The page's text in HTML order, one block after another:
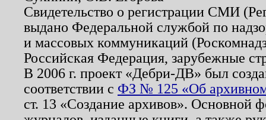
Свидетельство о регистрации СМИ
выдано Федеральной службой по
и массовых коммуникаций
Российская Федерация, зарубежные
В 2006 г. проект «Дебри-ДВ» был
соответствии с ФЗ № 125 «Об
ст. 13 «Создание архивов». Основной